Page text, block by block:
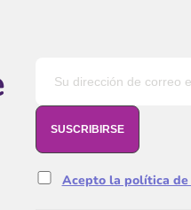
Acepto la política de